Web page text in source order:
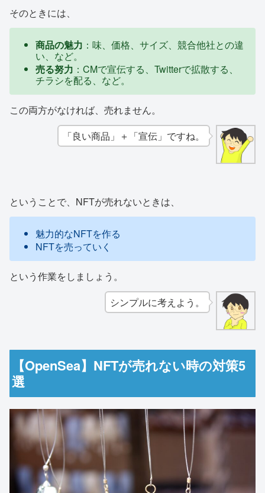
そのときには、
商品の魅力 ：味、価格、サイズ、競合他社との違
い、など。
売る努力 ：CMで宣伝する、Twitterで拡散する、
チラシを配る、など。
この両方がなければ、売れません。
「良い商品」＋「宣伝」ですね。
ということで、NFTが売れないときは、
魅力的なNFTを作る
NFTを売っていく
という作業をしましょう。
シンプルに考えよう。
【OpenSea】NFTが売れない時の対策5
選